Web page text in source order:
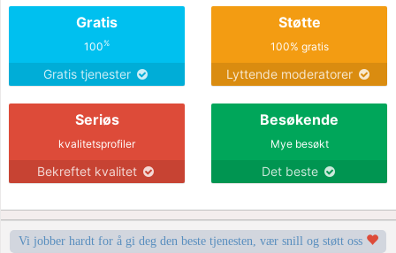
Gratis
100%
Gratis tjenester
Støtte
100% gratis
Lyttende moderatorer
Seriøs
kvalitetsprofiler
Bekreftet kvalitet
Besøkende
Mye besøkt
Det beste
Vi jobber hardt for å gi deg den beste tjenesten, vær snill og støtt oss